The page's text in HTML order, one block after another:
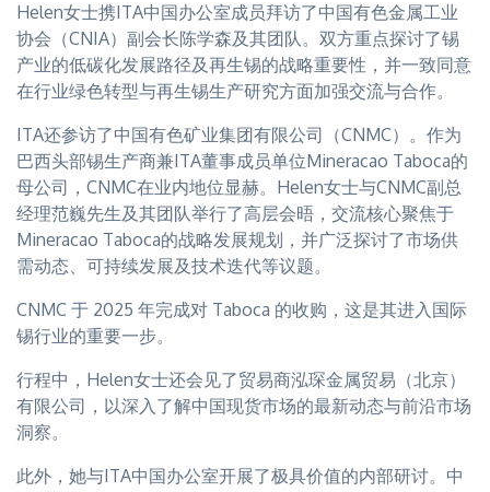
Helen女士携ITA中国办公室成员拜访了中国有色金属工业
协会（CNIA）副会长陈学森及其团队。双方重点探讨了锡
产业的低碳化发展路径及再生锡的战略重要性，并一致同意
在行业绿色转型与再生锡生产研究方面加强交流与合作。
ITA还参访了中国有色矿业集团有限公司（CNMC）。作为
巴西头部锡生产商兼ITA董事成员单位Mineracao Taboca的
母公司，CNMC在业内地位显赫。Helen女士与CNMC副总
经理范巍先生及其团队举行了高层会晤，交流核心聚焦于
Mineracao Taboca的战略发展规划，并广泛探讨了市场供
需动态、可持续发展及技术迭代等议题。
CNMC 于 2025 年完成对 Taboca 的收购，这是其进入国际
锡行业的重要一步。
行程中，Helen女士还会见了贸易商泓琛金属贸易（北京）
有限公司，以深入了解中国现货市场的最新动态与前沿市场
洞察。
此外，她与ITA中国办公室开展了极具价值的内部研讨。中